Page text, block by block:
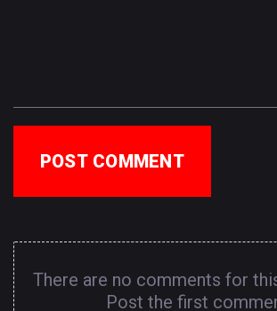
POST COMMENT
There are no comments for
Post the first